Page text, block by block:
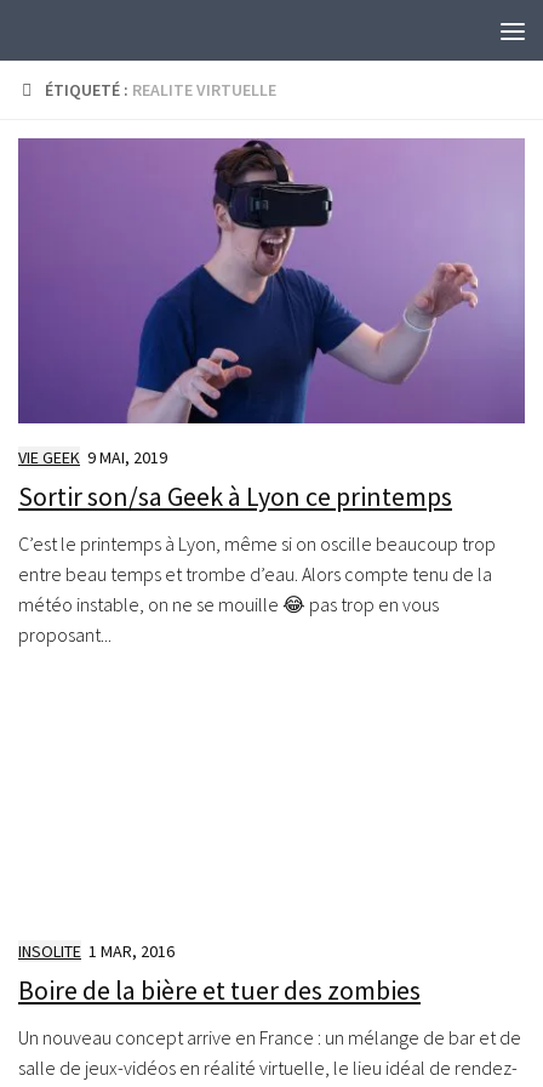
ÉTIQUETÉ : REALITE VIRTUELLE
VIE GEEK 9 MAI, 2019
Sortir son/sa Geek à Lyon ce printemps
C’est le printemps à Lyon, même si on oscille beaucoup trop
entre beau temps et trombe d’eau. Alors compte tenu de la
météo instable, on ne se mouille 😂 pas trop en vous
proposant...
INSOLITE 1 MAR, 2016
Boire de la bière et tuer des zombies
Un nouveau concept arrive en France : un mélange de bar et de
salle de jeux-vidéos en réalité virtuelle, le lieu idéal de rendez-